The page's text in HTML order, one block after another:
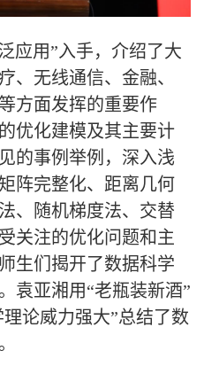
应用”入手，介绍了大
、无线通信、金融、
方面发挥的重要作
优化建模及其主要计
的事例举例，深入浅
阵完整化、距离几何
、随机梯度法、交替
关注的优化问题和主
生们揭开了数据科学
袁亚湘用“老瓶装新酒”
论威力强大”总结了数